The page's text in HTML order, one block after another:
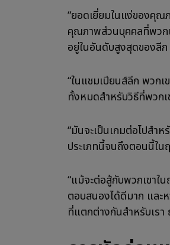
“ยอดเยี่ยมในแง่ของคุ
คุณภาพส่วนบุคคลที่พวก
อยู่ในอันดับสูงสุดของลีก
“ในแชมเปียนส์ลีก พวก
ทั้งหมดสำหรับวิธีที่พวกเ
“มันจะเป็นเกมต่อไปสำ
ประเภทนี้จนถึงตอนนี้ใน
“แม้จะต่อสู้กับพวกเขา
ตอบสนองได้ดีมาก และ
ที่แตกต่างกันสำหรับเรา